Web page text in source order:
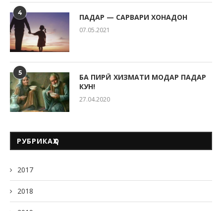
4 ПАДАР — САРВАРИ ХОНАДОН
07.05.2021
5
БА ПИРӢ ХИЗМАТИ МОДАР ПАДАР
КУН!
27.04.2020
РУБРИКАҲО
2017
2018